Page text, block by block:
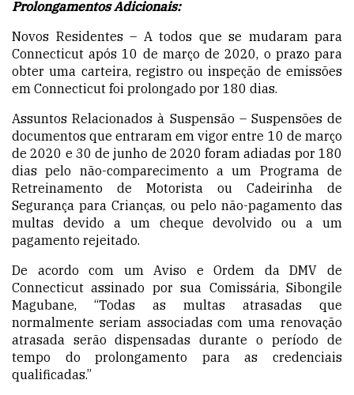
Prolongamentos Adicionais:
Novos Residentes – A todos que se mudaram para
Connecticut após 10 de março de 2020, o prazo para
obter uma carteira, registro ou inspeção de emissões
em Connecticut foi prolongado por 180 dias.
Assuntos Relacionados à Suspensão – Suspensões de
documentos que entraram em vigor entre 10 de março
de 2020 e 30 de junho de 2020 foram adiadas por 180
dias pelo não-comparecimento a um Programa de
Retreinamento de Motorista ou Cadeirinha de
Segurança para Crianças, ou pelo não-pagamento das
multas devido a um cheque devolvido ou a um
pagamento rejeitado.
De acordo com um Aviso e Ordem da DMV de
Connecticut assinado por sua Comissária, Sibongile
Magubane, “Todas as multas atrasadas que
normalmente seriam associadas com uma renovação
atrasada serão dispensadas durante o período de
tempo do prolongamento para as credenciais
qualificadas.”